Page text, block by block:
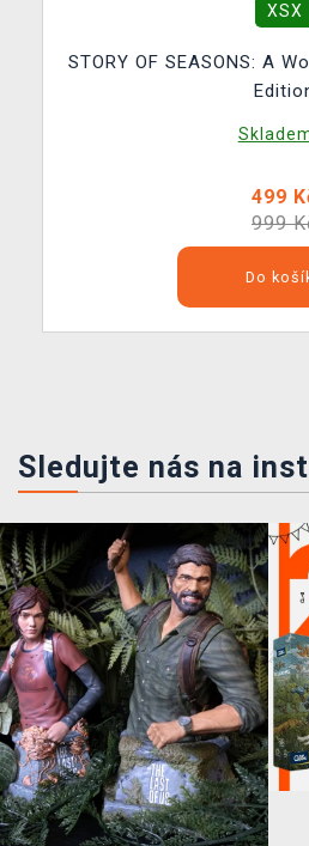
XSX
STORY OF SEASONS: A
499
999
Do
Sledujte nás na